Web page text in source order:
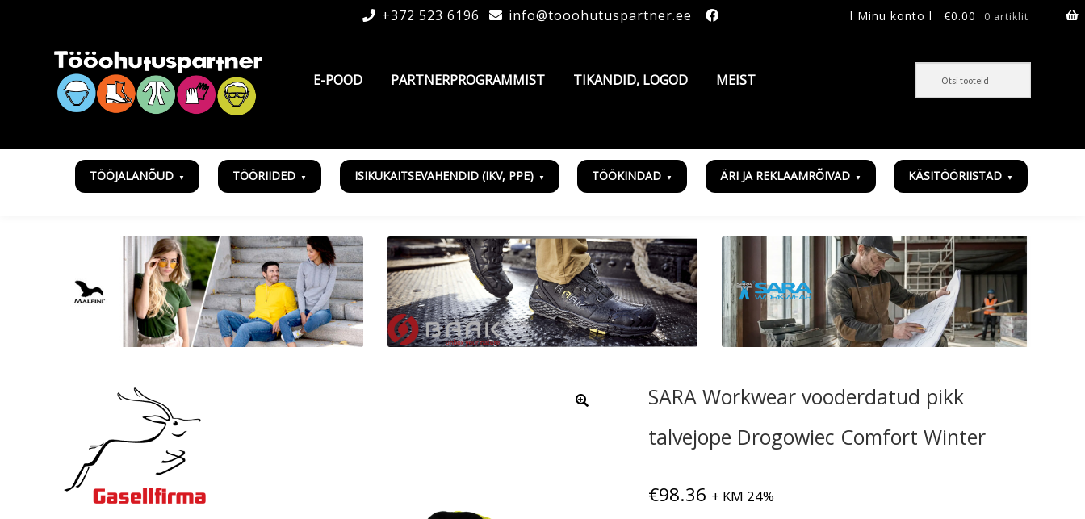
€0.00 0 artiklit
+372 523 6196 info@tooohutuspartner.ee l Minu konto l
E-POOD PARTNERPROGRAMMIST TIKANDID, LOGOD MEIST
TÖÖJALANÕUD TÖÖRIIDED ISIKUKAITSEVAHENDID (IKV, PPE) TÖÖKINDAD ÄRI JA REKLAAMRÕIVAD KÄSITÖÖRIISTAD
SARA Workwear vooderdatud pikk
talvejope Drogowiec Comfort Winter
€98.36 + KM 24%